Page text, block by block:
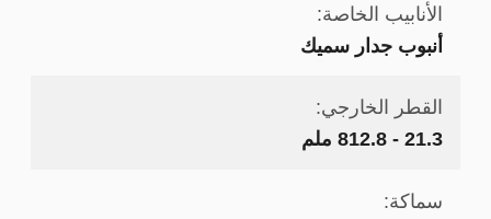
الأنابيب الخاصة:
أنبوب جدار سميك
القطر الخارجي:
21.3 - 812.8 ملم
سماكة: